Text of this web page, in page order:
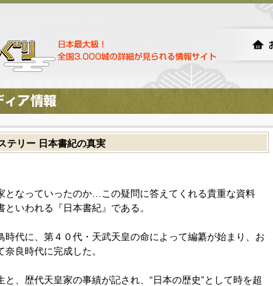
テリー 日本書紀の真実
となっていったのか…この疑問に答えてくれる貴重な資料
いわれる『日本書紀』である。
時代に、第４０代・天武天皇の命によって編纂が始まり、お
良時代に完成した。
、歴代天皇家の事績が記され、“日本の歴史”として時を超